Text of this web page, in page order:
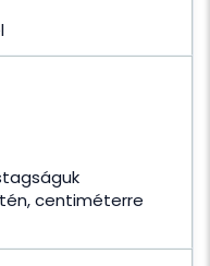
centiméterre